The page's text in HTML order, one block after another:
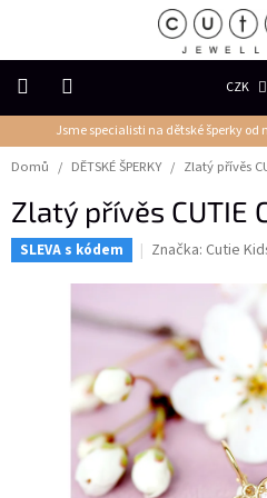
Jsme specialisti na dětské šperky
CZK
DĚTSKÉ
ŠPERKY
PRSTENY
Domů / DĚTSKÉ ŠPERKY / Zlatý přívěs
Zlatý přívěs CUTIE
SLEVA s kódem Značka: Cutie